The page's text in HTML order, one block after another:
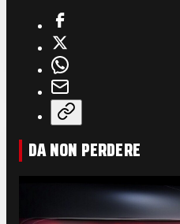
DA NON PERDERE